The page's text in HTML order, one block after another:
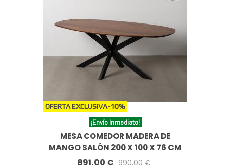
OFERTA EXCLUSIVA-10%
¡Envío Inmediato!
MESA COMEDOR MADERA DE
MANGO SALÓN 200 X 100 X 76 CM
990,00 €